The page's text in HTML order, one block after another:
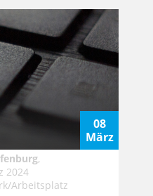
08
März
,
2024
Arbeitsplatz